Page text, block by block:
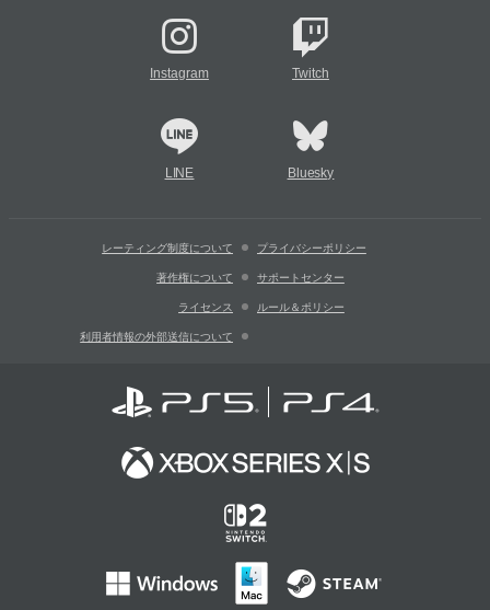
Instagram Twitch
LINE Bluesky
レーティング制度について プライバシーポリシー
著作権について サポートセンター
ライセンス ルール＆ポリシー
利用者情報の外部送信について